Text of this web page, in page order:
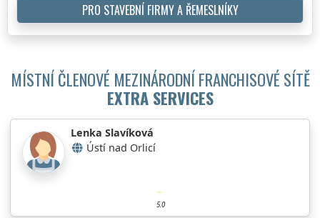
PRO STAVEBNÍ FIRMY A ŘEMESLNÍKY
MÍSTNÍ ČLENOVÉ MEZINÁRODNÍ FRANCHISOVÉ SÍTĚ
EXTRA SERVICES
Lenka Slavíková
Ústí nad Orlicí
5.0